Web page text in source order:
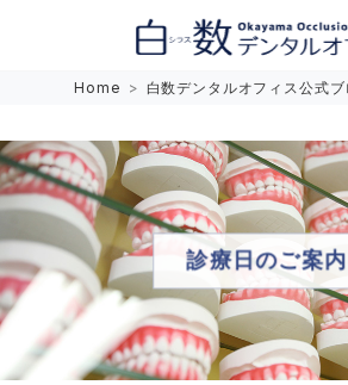
Home > 白数デンタルオフィス公式ブ
診療日のご案内